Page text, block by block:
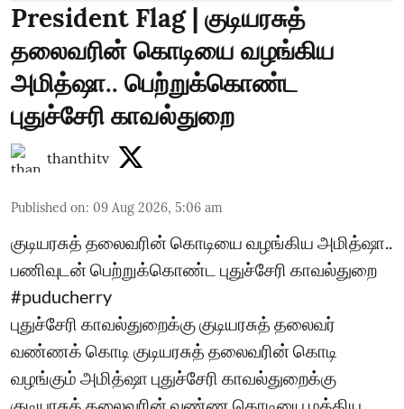
President Flag | குடியரசுத்
தலைவரின் கொடியை வழங்கிய
அமித்ஷா.. பெற்றுக்கொண்ட
புதுச்சேரி காவல்துறை
thanthitv
Published on: 09 Aug 2026, 5:06 am
குடியரசுத் தலைவரின் கொடியை வழங்கிய அமித்ஷா..
பணிவுடன் பெற்றுக்கொண்ட புதுச்சேரி காவல்துறை
#puducherry
புதுச்சேரி காவல்துறைக்கு குடியரசுத் தலைவர்
வண்ணக் கொடி குடியரசுத் தலைவரின் கொடி
வழங்கும் அமித்ஷா புதுச்சேரி காவல்துறைக்கு
குடியரசுத் தலைவரின் வண்ண கொடியை மத்திய